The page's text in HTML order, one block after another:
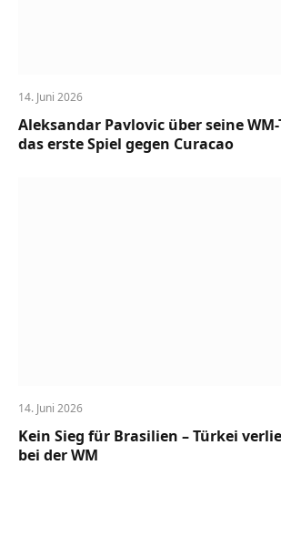
14. Juni 2026
Aleksandar Pavlovic über seine
das erste Spiel gegen Curacao
14. Juni 2026
Kein Sieg für Brasilien – Türkei
bei der WM